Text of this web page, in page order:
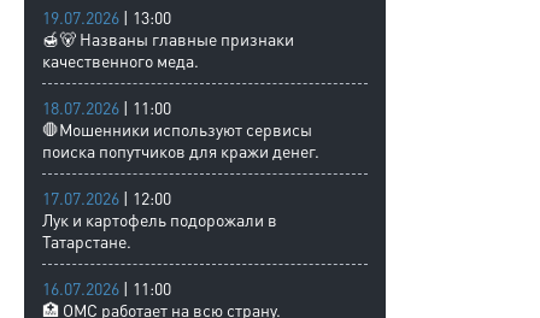
19.07.2026 | 13:00
🍯🐻 Названы главные признаки
качественного меда.
18.07.2026 | 11:00
🛑Мошенники используют сервисы
поиска попутчиков для кражи денег.
17.07.2026 | 12:00
Лук и картофель подорожали в
Татарстане.
16.07.2026 | 11:00
🏥 ОМС работает на всю страну.